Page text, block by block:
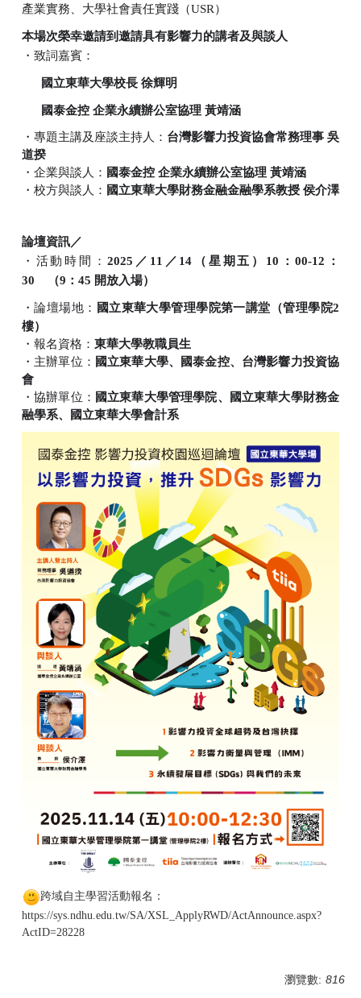
產業實務、大學社會責任實踐（USR）
本場次榮幸邀請到邀請具有影響力的講者及與談人
・致詞嘉賓：
國立東華大學校長 徐輝明
國泰金控 企業永續辦公室協理 黃靖涵
・專題主講及座談主持人： 台灣影響力投資協會常務理事 吳
道揆
・企業與談人： 國泰金控 企業永續辦公室協理 黃靖涵
・校方與談人： 國立東華大學財務金融金融學系教授 侯介澤
論壇資訊／
・活動時間：2025 ／ 11 ／ 14 （星期五） 10 ：00-12 ：
30
（9 ： 45 開放入場）
・論壇場地： 國立東華大學管理學院第一講堂（管理學院2
樓）
・報名資格： 東華大學教職員生
・主辦單位： 國立東華大學、國泰金控、台灣影響力投資協
會
・協辦單位： 國立東華大學管理學院、國立東華大學財務金
融學系、國立東華大學會計系
跨域自主學習活動報名：
https://sys.ndhu.edu.tw/SA/XSL_ApplyRWD/ActAnnounce.aspx?
ActID=28228
瀏覽數: 816